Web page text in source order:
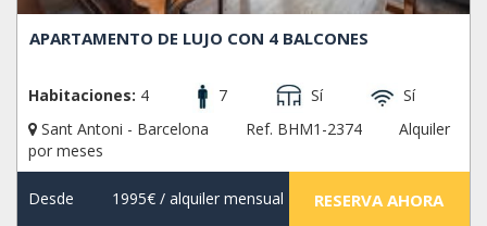
APARTAMENTO DE LUJO CON 4 BALCONES
Habitaciones: 4 7 Sí
Sí
Sant Antoni - Barcelona
Ref. BHM1-2374
Alquiler
por meses
Desde 1995€/ alquiler mensual RESERVA AHORA